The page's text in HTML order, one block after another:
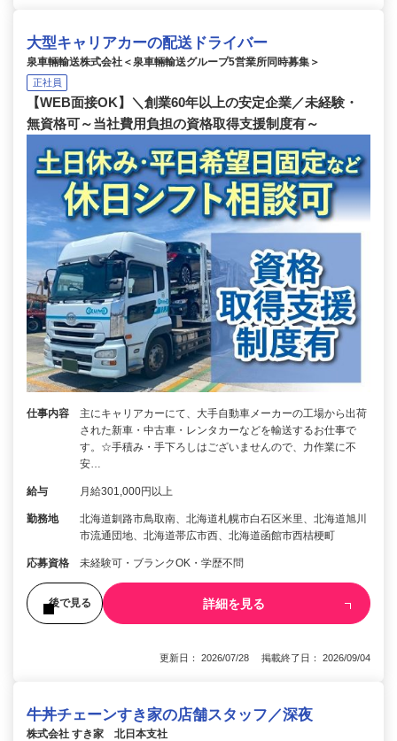
大型キャリアカーの配送ドライバー
泉車輛輸送株式会社＜泉車輛輸送グループ5営業所同時募集＞
正社員
【WEB面接OK】＼創業60年以上の安定企業／未経験・
無資格可～当社費用負担の資格取得支援制度有～
仕事内容
主にキャリアカーにて、大手自動車メーカーの工場から出荷
された新車・中古車・レンタカーなどを輸送するお仕事で
す。☆手積み・手下ろしはございませんので、力作業に不
安…
給与 月給301,000円以上
勤務地
北海道釧路市鳥取南、北海道札幌市白石区米里、北海道旭川
市流通団地、北海道帯広市西、北海道函館市西桔梗町
応募資格 未経験可・ブランクOK・学歴不問
後で見る 詳細を見る
更新日： 2026/07/28 掲載終了日： 2026/09/04
牛丼チェーンすき家の店舗スタッフ／深夜
株式会社 すき家 北日本支社